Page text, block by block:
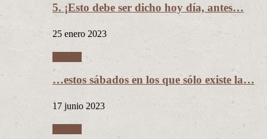
5. ¡Esto debe ser dicho hoy día, antes…
25 enero 2023
…estos sábados en los que sólo existe la…
17 junio 2023